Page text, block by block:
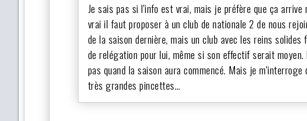
Je sais pas si l'info est vrai, mais je préfère que ça
vrai il faut proposer à un club de nationale 2 de nous
de la saison dernière, mais un club avec les reins
de relégation pour lui, même si son effectif serait
pas quand la saison aura commencé. Mais je
très grandes pincettes…